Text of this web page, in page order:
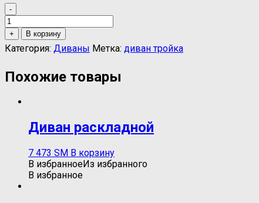
-
Количество
товара
Диван-
кресло
тек"
+ В корзину
Категория: Диваны Метка: диван тройка
Похожие товары
Диван раскладной
7 473 ЅМ В корзину
В избранноеИз избранного
В избранное